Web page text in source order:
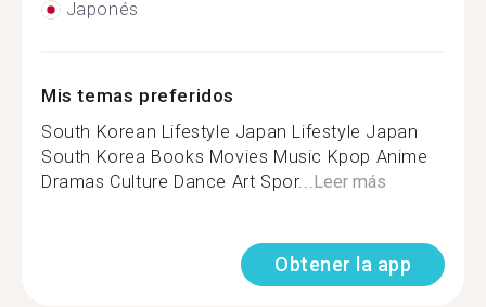
Japonés
Mis temas preferidos
South Korean Lifestyle Japan Lifestyle Japan
South Korea Books Movies Music Kpop Anime
Dramas Culture Dance Art Spor...Leer más
Obtener la app